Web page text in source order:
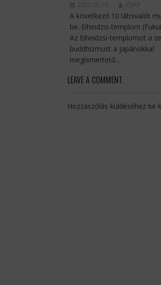
2022.05.15. JOJAP
A következő 10 látnivalót
be. Eiheidzsi-templom
Az Eiheidzsi-templomot a
buddhizmust a japánokkal
megismertető...
LEAVE A COMMENT
Hozzászólás küldéséhez be